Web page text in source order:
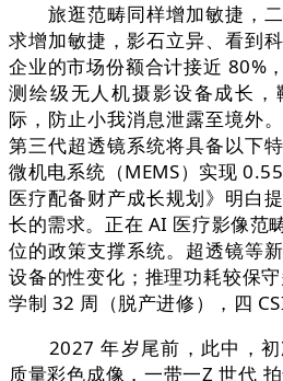
旅逛范畴同样增加敏捷，二
求增加敏捷，影石立异、看到
企业的市场份额合计接近 80%
测绘级无人机摄影设备成长
际，防止小我消息泄露至境外
第三代超透镜系统将具备以下
微机电系统（MEMS）实现
医疗配备财产成长规划》明白
长的需求。正在 AI 医疗影像范
位的政策支撑系统。超透镜等
设备的性变化；推理功耗较保守
学制 32 周（脱产进修），四
2027 年岁尾前，此中，初
质量彩色成像，一带一Z 世代